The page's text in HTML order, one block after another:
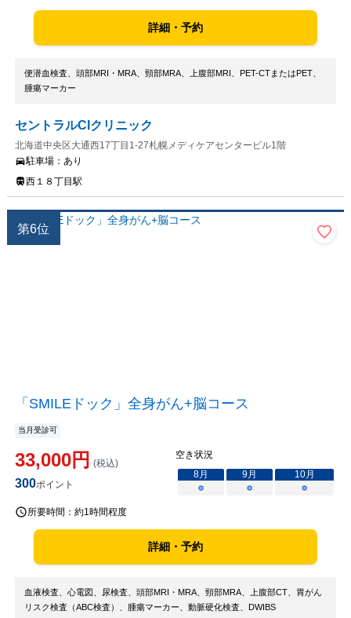
詳細・予約
便潜血検査、頭部MRI・MRA、頸部MRA、上腹部MRI、PET-CTまたはPET、
腫瘍マーカー
セントラルCIクリニック
北海道中央区大通西17丁目1-27札幌メディケアセンタービル1階
駐車場： あり
西１８丁目駅
第6位
「SMILEドック」全身がん+脳コース
当月受診可
33,000円 (税込)
300ポイント
空き状況
8月 9月 10月
○
○ ○
所要時間： 約1時間程度
詳細・予約
血液検査、心電図、尿検査、頭部MRI・MRA、頸部MRA、上腹部CT、胃がん
リスク検査（ABC検査）、腫瘍マーカー、動脈硬化検査、DWIBS